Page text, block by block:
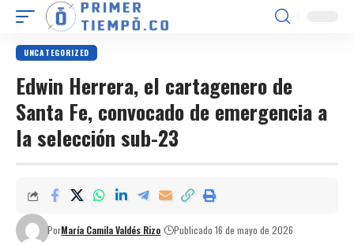
UNCATEGORIZED
Edwin Herrera, el cartagenero de
Santa Fe, convocado de emergencia a
la selección sub-23
PorMaría Camila Valdés Rizo Publicado 16 de mayo de 2026